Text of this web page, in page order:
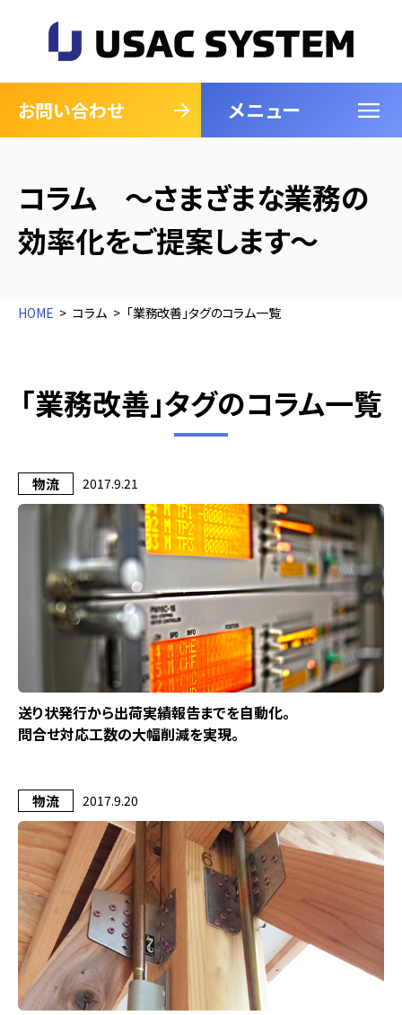
お問い合わせ メニュー
閉じる
コラム ～さまざまな業務の
効率化をご提案します～
HOME コラム 「業務改善」タグのコラム一覧
「業務改善」タグのコラム一覧
物流 2017.9.21
送り状発行から出荷実績報告までを自動化。
問合せ対応工数の大幅削減を実現。
物流 2017.9.20